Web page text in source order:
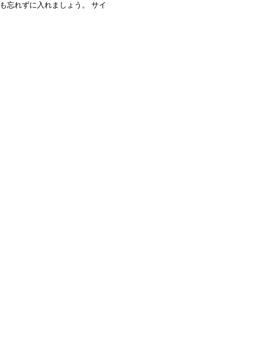
も忘れずに入れましょう。 サイ